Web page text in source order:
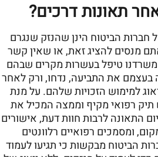
תאונות דרכים?
חברות הביטוח הינן שהנזק שנגרם
מנסים להציג זאת, או שאין קשר
משרדנו טיפל בעשרות מקרים שבהם
בעצמם את התביעה, נדחו, ורק לאחר
למימוש הזכויות שלהם. על מנת
רפואי מקיף וממצה המכיל את
התאונה לרבות חוות דעת, אישורים
ומסמכים רפואיים רלוונטים
הביטוח מבקשות כי תגיעו לעמוד